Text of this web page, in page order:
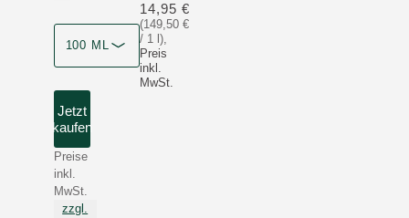
100 ML
(149,50 €
/ 1 l),
Preis
inkl.
MwSt.
14,95 €
Jetzt
kaufen
Preise
inkl.
MwSt.
zzgl.